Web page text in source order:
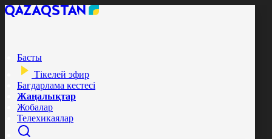
Басты
Тікелей эфир
Бағдарлама кестесі
Жаңалықтар
Жобалар
Телехикаялар